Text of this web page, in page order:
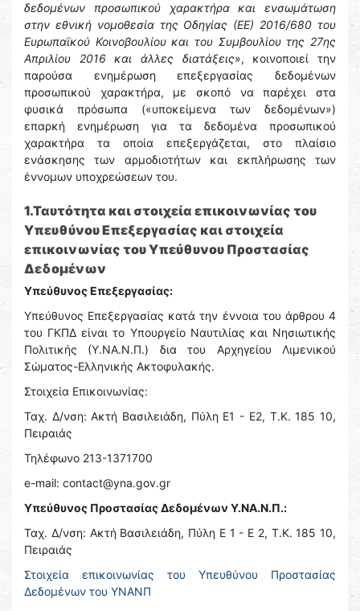
δεδομένων προσωπικού χαρακτήρα και ενσωμάτωση
στην εθνική νομοθεσία της Οδηγίας (ΕΕ) 2016/680 του
Ευρωπαϊκού Κοινοβουλίου και του Συμβουλίου της 27ης
Απριλίου 2016 και άλλες διατάξεις», κοινοποιεί την
παρούσα ενημέρωση επεξεργασίας δεδομένων
προσωπικού χαρακτήρα, με σκοπό να παρέχει στα
φυσικά πρόσωπα («υποκείμενα των δεδομένων»)
επαρκή ενημέρωση για τα δεδομένα προσωπικού
χαρακτήρα τα οποία επεξεργάζεται, στο πλαίσιο
ενάσκησης των αρμοδιοτήτων και εκπλήρωσης των
έννομων υποχρεώσεων του.
1.Ταυτότητα και στοιχεία επικοινωνίας του
Υπευθύνου Επεξεργασίας και στοιχεία
επικοινωνίας του Υπεύθυνου Προστασίας
Δεδομένων
Υπεύθυνος Επεξεργασίας:
Υπεύθυνος Επεξεργασίας κατά την έννοια του άρθρου 4
του ΓΚΠΔ είναι τo Υπουργείο Ναυτιλίας και Νησιωτικής
Πολιτικής (Υ.ΝΑ.Ν.Π.) δια του Αρχηγείου Λιμενικού
Σώματος-Ελληνικής Ακτοφυλακής.
Στοιχεία Επικοινωνίας:
Ταχ. Δ/νση: Ακτή Βασιλειάδη, Πύλη Ε1 - Ε2, Τ.Κ. 185 10,
Πειραιάς
Τηλέφωνο 213-1371700
e-mail: contact@yna.gov.gr
Υπεύθυνος Προστασίας Δεδομένων Υ.ΝΑ.Ν.Π.:
Ταχ. Δ/νση: Ακτή Βασιλειάδη, Πύλη Ε 1 - Ε 2, Τ.Κ. 185 10,
Πειραιάς
Στοιχεία επικοινωνίας του Υπευθύνου Προστασίας
Δεδομένων του ΥΝΑΝΠ